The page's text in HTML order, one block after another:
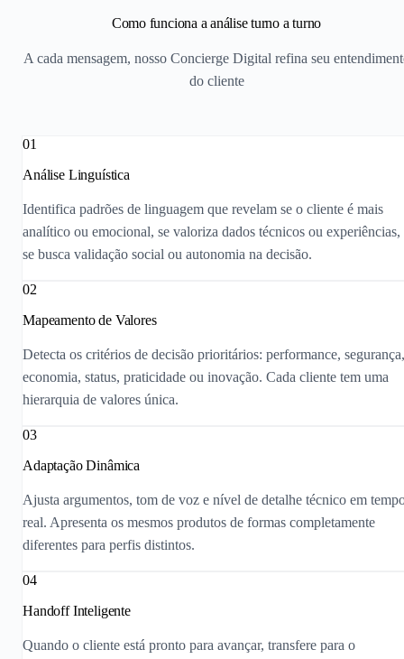
Como funciona a análise turno a turno
A cada mensagem, nosso Concierge Digital refina seu
do cliente
01
Análise Linguística
Identifica padrões de linguagem que revelam se o cliente é mais
analítico ou emocional, se valoriza dados técnicos ou experiências,
se busca validação social ou autonomia na decisão.
02
Mapeamento de Valores
Detecta os critérios de decisão prioritários: performance, segurança,
economia, status, praticidade ou inovação. Cada cliente tem uma
hierarquia de valores única.
03
Adaptação Dinâmica
Ajusta argumentos, tom de voz e nível de detalhe técnico em
real. Apresenta os mesmos produtos de formas completamente
diferentes para perfis distintos.
04
Handoff Inteligente
Quando o cliente está pronto para avançar, transfere para o